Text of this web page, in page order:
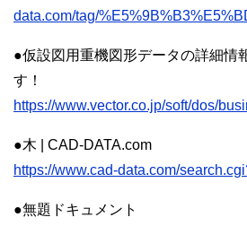
data.com/tag/
●仮設図用重機図形データの詳細情
す！
https://www.vector.co.jp/soft/dos/
●木 | CAD-DATA.com
https://www.cad-data.com/
●無題ドキュメント